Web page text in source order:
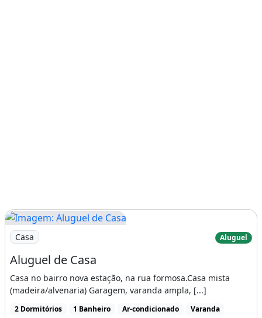
Imagem: Aluguel de Casa
Casa Aluguel
Aluguel de Casa
Casa no bairro nova estação, na rua formosa.Casa mista
(madeira/alvenaria) Garagem, varanda ampla, [...]
2 Dormitórios 1 Banheiro Ar-condicionado Varanda